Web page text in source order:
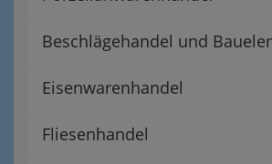
Beschlägehandel und
Eisenwarenhandel
Fliesenhandel